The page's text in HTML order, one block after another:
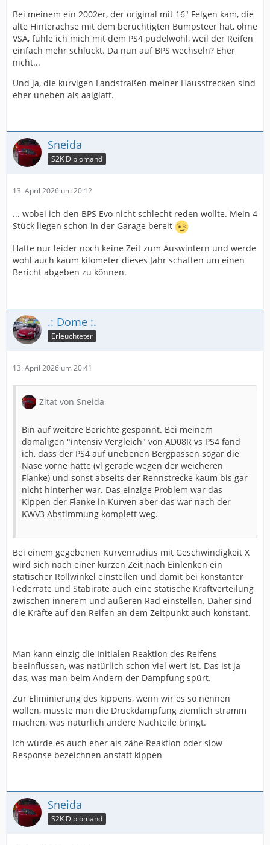
Bei meinem ein 2002er, der original mit 16" Felgen kam, die
alte Hinterachse mit dem berüchtigten Bumpsteer hat, ohne
VSA, fühle ich mich mit dem PS4 pudelwohl, weil der Reifen
einfach mehr schluckt. Da nun auf BPS wechseln? Eher
nicht...
Und ja, die kurvigen Landstraßen meiner Hausstrecken sind
eher uneben als aalglatt.
Sneida
S2K Diplomand
13. April 2026 um 20:12
... wobei ich den BPS Evo nicht schlecht reden wollte. Mein 4
Stück liegen schon in der Garage bereit
Hatte nur leider noch keine Zeit zum Auswintern und werde
wohl auch kaum kilometer dieses Jahr schaffen um einen
Bericht abgeben zu können.
.: Dome :.
Erleuchteter
13. April 2026 um 20:41
Zitat von Sneida
Bin auf weitere Berichte gespannt. Bei meinem
damaligen "intensiv Vergleich" von AD08R vs PS4 fand
ich, dass der PS4 auf unebenen Bergpässen sogar die
Nase vorne hatte (vl gerade wegen der weicheren
Flanke) und sonst abseits der Rennstrecke kaum bis gar
nicht hinterher war. Das einzige Problem war das
Kippen der Flanke in Kurven aber das war nach der
KWV3 Abstimmung komplett weg.
Bei einem gegebenen Kurvenradius mit Geschwindigkeit X
wird sich nach einer kurzen Zeit nach Einlenken ein
statischer Rollwinkel einstellen und damit bei konstanter
Federrate und Stabirate auch eine statische Kraftverteilung
zwischen innerem und äußeren Rad einstellen. Daher sind
die Kräfte auf den Reifen an dem Zeitpunkt auch konstant.
Man kann einzig die Initialen Reaktion des Reifens
beeinflussen, was natürlich schon viel wert ist. Das ist ja
das, was man beim Ändern der Dämpfung spürt.
Zur Eliminierung des kippens, wenn wir es so nennen
wollen, müsste man die Druckdämpfung ziemlich stramm
machen, was natürlich andere Nachteile bringt.
Ich würde es auch eher als zähe Reaktion oder slow
Response bezeichnen anstatt kippen
Sneida
S2K Diplomand